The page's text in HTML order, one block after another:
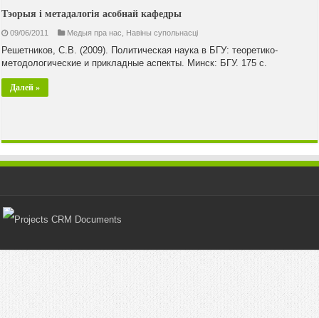
Тэорыя і метадалогія асобнай кафедры
09/06/2011 Медыя пра нас Навiны супольнасцi
Решетников, C.В. (2009). Политическая наука в БГУ: теоретико-
методологические и прикладные аспекты. Минск: БГУ. 175 с.
Далей »